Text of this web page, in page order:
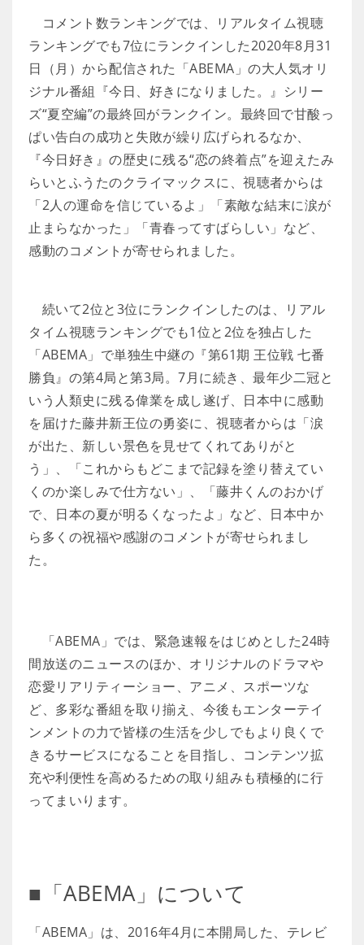
コメント数ランキングでは、リアルタイム視聴
ランキングでも7位にランクインした2020年8月31
日（月）から配信された「ABEMA」の大人気オリ
ジナル番組『今日、好きになりました。』シリー
ズ“夏空編”の最終回がランクイン。最終回で甘酸っ
ぱい告白の成功と失敗が繰り広げられるなか、
『今日好き』の歴史に残る“恋の終着点”を迎えたみ
らいとふうたのクライマックスに、視聴者からは
「2人の運命を信じているよ」「素敵な結末に涙が
止まらなかった」「青春ってすばらしい」など、
感動のコメントが寄せられました。
続いて2位と3位にランクインしたのは、リアル
タイム視聴ランキングでも1位と2位を独占した
「ABEMA」で単独生中継の『第61期 王位戦 七番
勝負』の第4局と第3局。7月に続き、最年少二冠と
いう人類史に残る偉業を成し遂げ、日本中に感動
を届けた藤井新王位の勇姿に、視聴者からは「涙
が出た、新しい景色を見せてくれてありがと
う」、「これからもどこまで記録を塗り替えてい
くのか楽しみで仕方ない」、「藤井くんのおかげ
で、日本の夏が明るくなったよ」など、日本中か
ら多くの祝福や感謝のコメントが寄せられまし
た。
「ABEMA」では、緊急速報をはじめとした24時
間放送のニュースのほか、オリジナルのドラマや
恋愛リアリティーショー、アニメ、スポーツな
ど、多彩な番組を取り揃え、今後もエンターテイ
ンメントの力で皆様の生活を少しでもより良くで
きるサービスになることを目指し、コンテンツ拡
充や利便性を高めるための取り組みも積極的に行
ってまいります。
■「ABEMA」について
「ABEMA」は、2016年4月に本開局した、テレビ